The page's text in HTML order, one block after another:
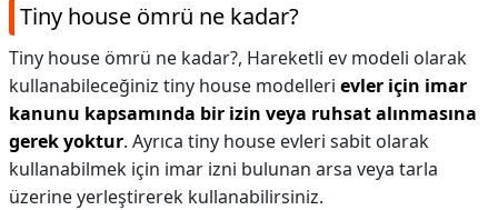
Tiny house ömrü ne kadar?
Tiny house ömrü ne kadar?, Hareketli ev modeli olarak
kullanabileceğiniz tiny house modelleri evler için imar
kanunu kapsamında bir izin veya ruhsat alınmasına
gerek yoktur. Ayrıca tiny house evleri sabit olarak
kullanabilmek için imar izni bulunan arsa veya tarla
üzerine yerleştirerek kullanabilirsiniz.